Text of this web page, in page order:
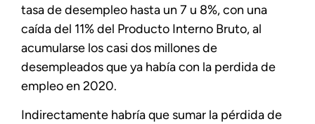
tasa de desempleo hasta un 7 u 8%, con una
caída del 11% del Producto Interno Bruto, al
acumularse los casi dos millones de
desempleados que ya había con la perdida de
empleo en 2020.
Indirectamente habría que sumar la pérdida de